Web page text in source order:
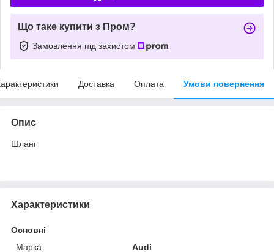
Що таке купити з Пром?
Замовлення під захистом
Доставка Оплата Умови повернення
Опис
Шланг
Характеристики
Основні
Марка
Audi